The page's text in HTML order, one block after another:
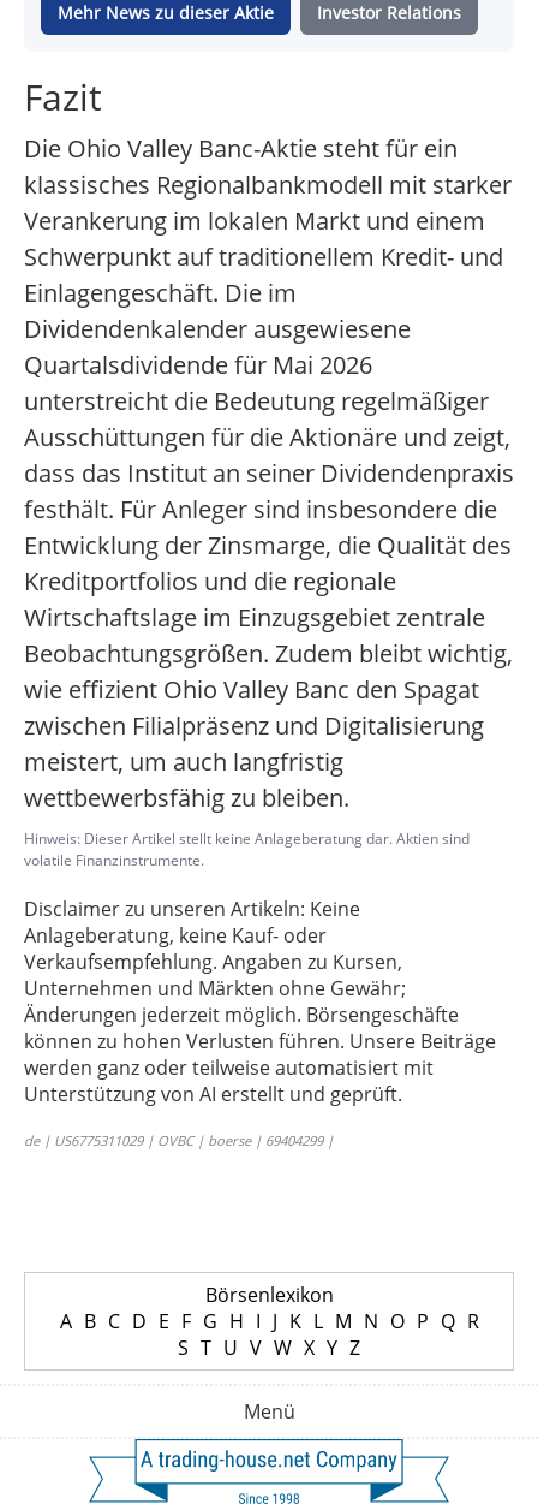
Mehr News zu dieser Aktie Investor Relations
Fazit
Die Ohio Valley Banc-Aktie steht für ein
klassisches Regionalbankmodell mit starker
Verankerung im lokalen Markt und einem
Schwerpunkt auf traditionellem Kredit- und
Einlagengeschäft. Die im
Dividendenkalender ausgewiesene
Quartalsdividende für Mai 2026
unterstreicht die Bedeutung regelmäßiger
Ausschüttungen für die Aktionäre und zeigt,
dass das Institut an seiner Dividendenpraxis
festhält. Für Anleger sind insbesondere die
Entwicklung der Zinsmarge, die Qualität des
Kreditportfolios und die regionale
Wirtschaftslage im Einzugsgebiet zentrale
Beobachtungsgrößen. Zudem bleibt wichtig,
wie effizient Ohio Valley Banc den Spagat
zwischen Filialpräsenz und Digitalisierung
meistert, um auch langfristig
wettbewerbsfähig zu bleiben.
Hinweis: Dieser Artikel stellt keine Anlageberatung dar. Aktien sind
volatile Finanzinstrumente.
Disclaimer zu unseren Artikeln: Keine
Anlageberatung, keine Kauf- oder
Verkaufsempfehlung. Angaben zu Kursen,
Unternehmen und Märkten ohne Gewähr;
Änderungen jederzeit möglich. Börsengeschäfte
können zu hohen Verlusten führen. Unsere Beiträge
werden ganz oder teilweise automatisiert mit
Unterstützung von AI erstellt und geprüft.
de | US6775311029 | OVBC | boerse | 69404299 |
Börsenlexikon
A B C D E F G H I J K L M N O P Q R
S T U V W X Y Z
Menü